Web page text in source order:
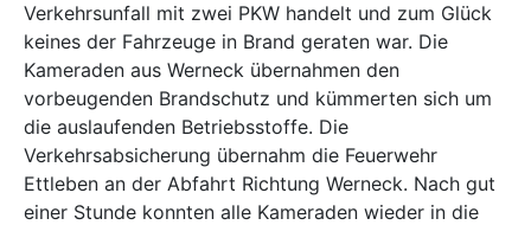
Verkehrsunfall mit zwei PKW handelt und zum Glück
keines der Fahrzeuge in Brand geraten war. Die
Kameraden aus Werneck übernahmen den
vorbeugenden Brandschutz und kümmerten sich um
die auslaufenden Betriebsstoffe. Die
Verkehrsabsicherung übernahm die Feuerwehr
Ettleben an der Abfahrt Richtung Werneck. Nach gut
einer Stunde konnten alle Kameraden wieder in die